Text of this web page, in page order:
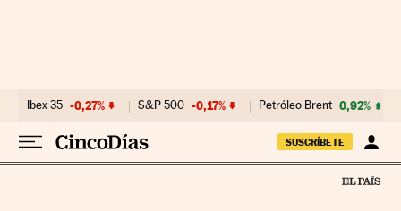
Ibex 35 -0,27% S&P 500 -0,17% Petróleo Brent 0,92%
SUSCRÍBETE